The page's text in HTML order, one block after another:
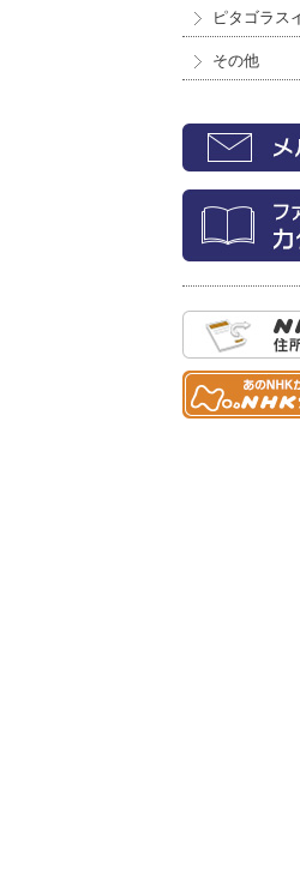
ピタゴラス
その他